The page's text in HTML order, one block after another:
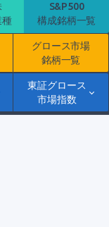
種
S&P500
構成銘柄一覧
グロース市場
銘柄一覧
東証グロース
市場指数